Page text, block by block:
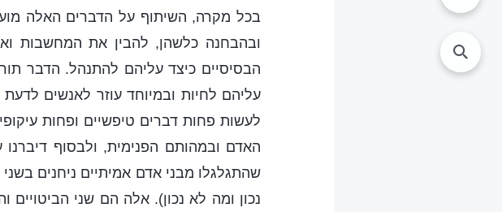
בכל מקרה, השיתוף על הדברים האלה
ובהבחנה כלשהן, להבין את המחשבות
הבסיסיים כיצד עליהם להתנהל. הדבר
עליהם לחיות ובמיוחד עוזר לאנשים
לעשות פחות דברים טיפשיים ופחות
האדם ובמהותם הפנימית, ולבסוף
שהתגלגלו מבני אדם אמיתיים ניחנים
נכון ומה לא נכון). אלה הם שני הביטויים